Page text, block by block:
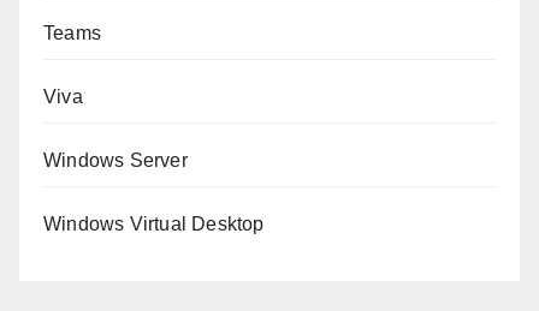
Teams
Viva
Windows Server
Windows Virtual Desktop